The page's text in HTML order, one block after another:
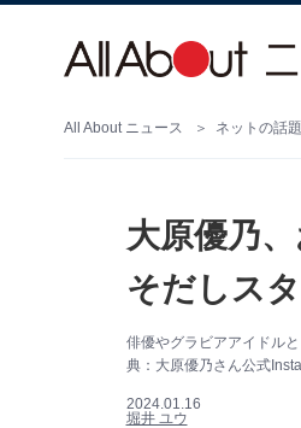
All About ニュース ネットの話題
大原優乃
そだしス
俳優やグラビアアイドル
典：大原優乃さん公式
2024.01.16
堀井 ユウ